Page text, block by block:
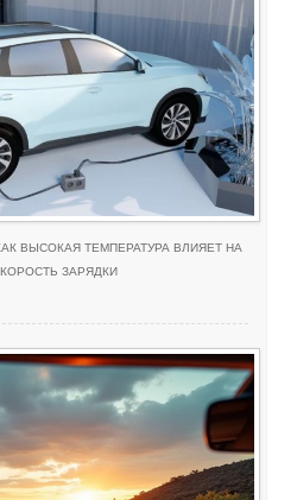
ВЫСОКАЯ ТЕМПЕРАТУРА ВЛИЯЕТ НА
ЗАРЯДКИ